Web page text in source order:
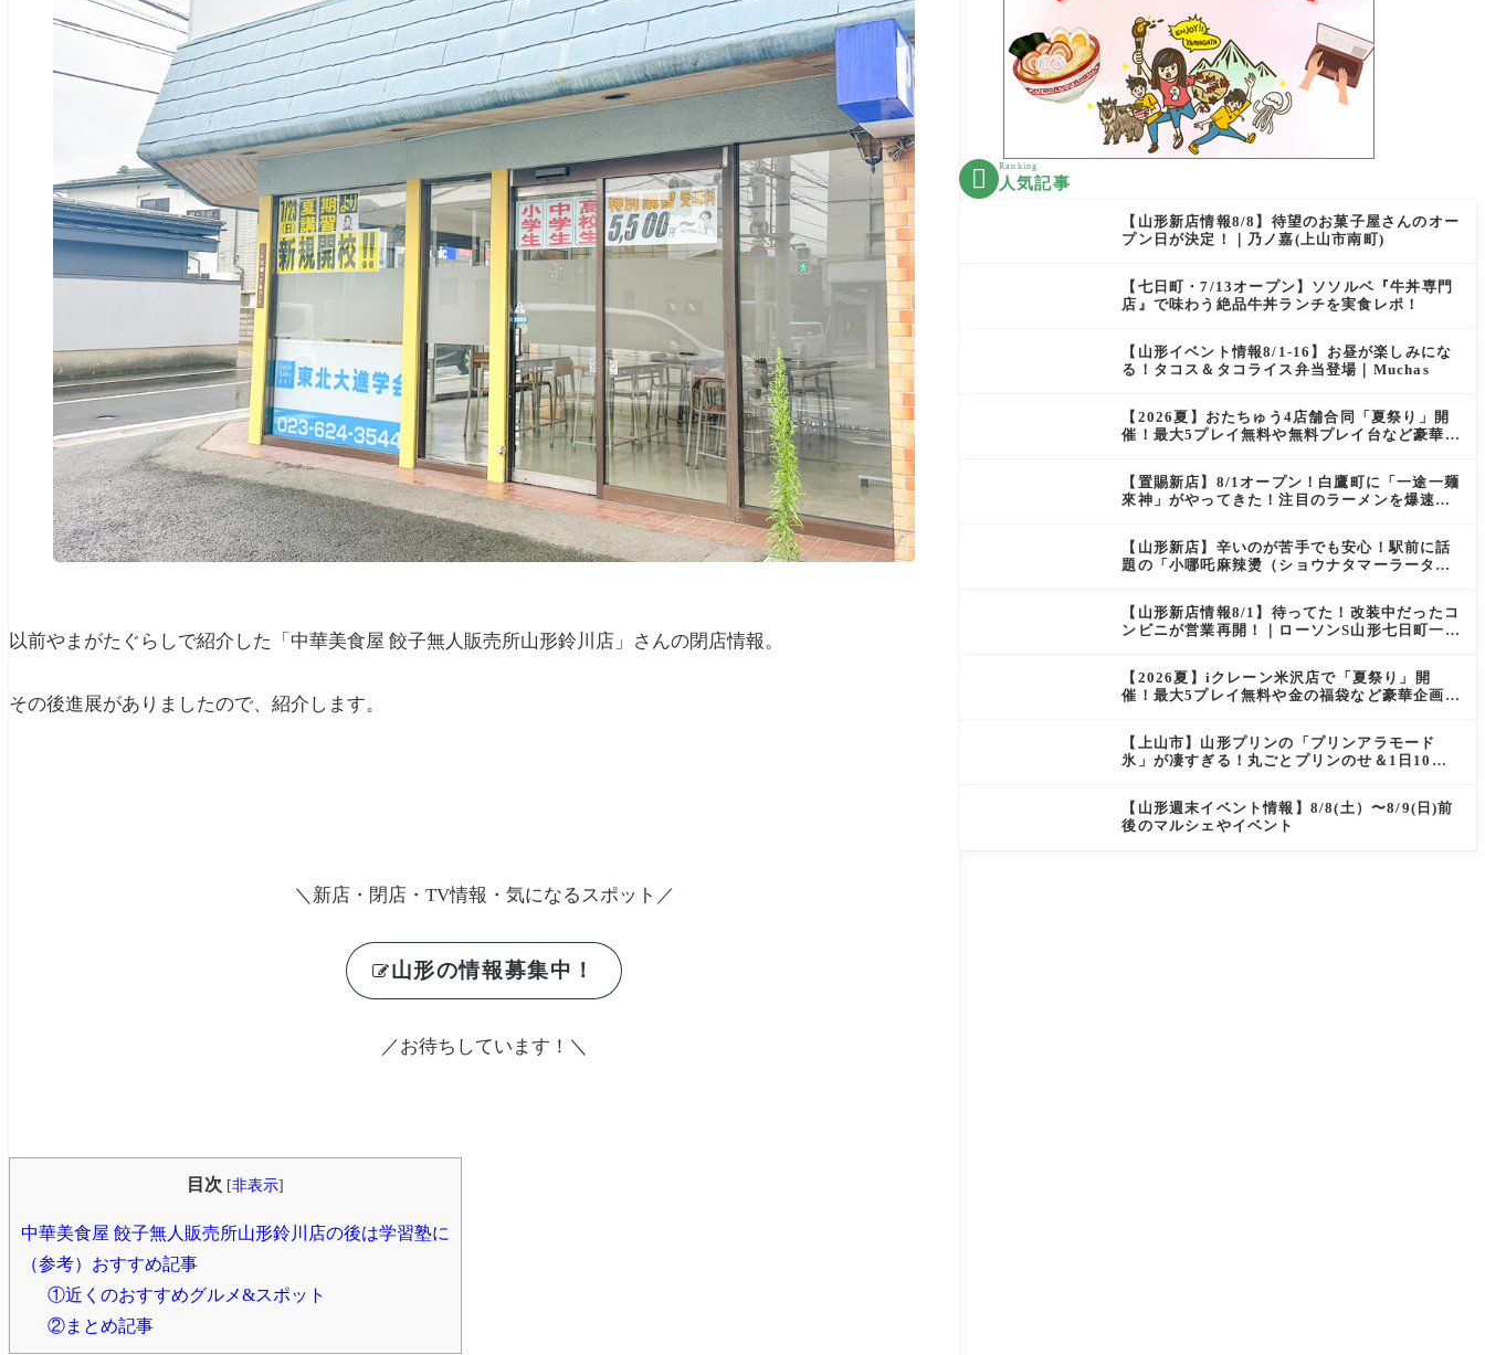
以前やまがたぐらしで紹介した「中華美食屋 餃子無人販売所山形鈴川店」さんの閉店情報。
その後進展がありましたので、紹介します。
＼新店・閉店・TV情報・気になるスポット／
山形の情報募集中！
／お待ちしています！＼
目次 [非表示]
中華美食屋 餃子無人販売所山形鈴川店の後は学習塾に
（参考）おすすめ記事
①近くのおすすめグルメ&スポット
②まとめ記事
 Ranking
人気記事
【山形新店情報8/8】待望のお菓子屋さんのオー
プン日が決定！｜乃ノ嘉(上山市南町)
【七日町・7/13オープン】ソソルベ『牛丼専門
店』で味わう絶品牛丼ランチを実食レポ！
【山形イベント情報8/1-16】お昼が楽しみにな
る！タコス＆タコライス弁当登場｜Muchas
【2026夏】おたちゅう4店舗合同「夏祭り」開
催！最大5プレイ無料や無料プレイ台など豪華企
【置賜新店】8/1オープン！白鷹町に「一途一麺
來神」がやってきた！注目のラーメンを爆速実
【山形新店】辛いのが苦手でも安心！駅前に話
題の「小哪吒麻辣燙（ショウナタマーラータ
【山形新店情報8/1】待ってた！改装中だったコ
ンビニが営業再開！｜ローソンS山形七日町一丁
【2026夏】iクレーン米沢店で「夏祭り」開
催！最大5プレイ無料や金の福袋など豪華企画が
【上山市】山形プリンの「プリンアラモード
氷」が凄すぎる！丸ごとプリンのせ＆1日10食
【山形週末イベント情報】8/8(土）〜8/9(日)前
後のマルシェやイベント